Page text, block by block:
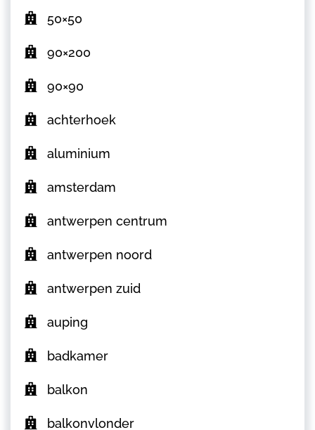
50×50
90×200
90×90
achterhoek
aluminium
amsterdam
antwerpen centrum
antwerpen noord
antwerpen zuid
auping
badkamer
balkon
balkonvlonder